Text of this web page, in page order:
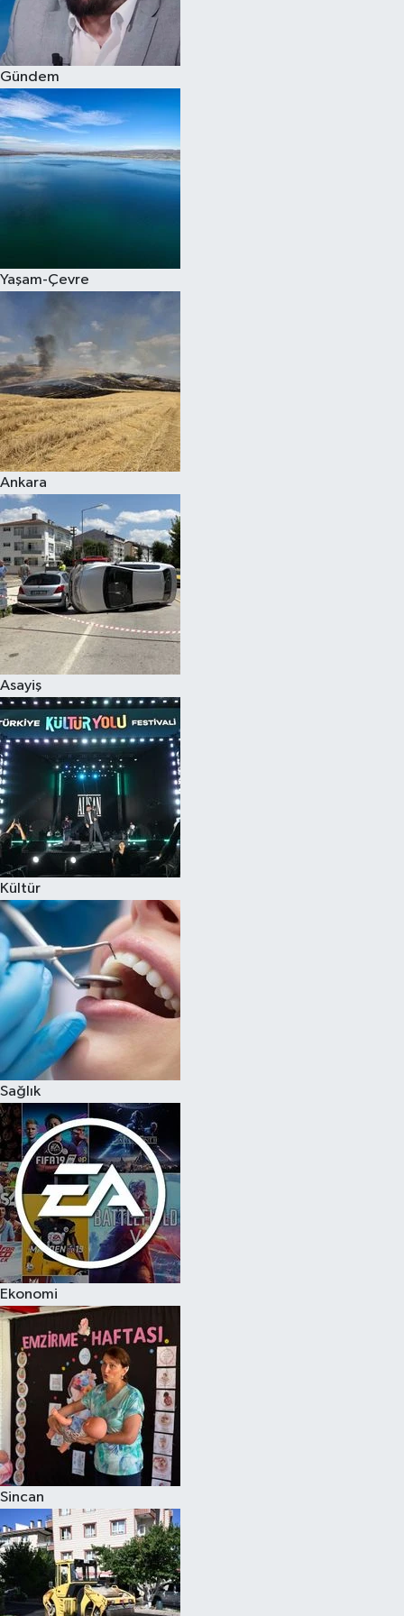
Gündem
Yaşam-Çevre
Ankara
Asayiş
Kültür
Sağlık
Ekonomi
Sincan
Spor
Burç Yorumları
Çocuk
Eğitim
Kim kimdir?
Kültür Sanat
Sağlık
Siyaset
Teknoloji
Televizyon
Yaşam-Çevre